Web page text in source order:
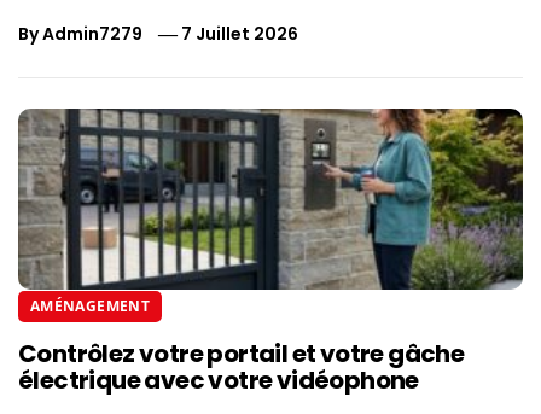
ByAdmin7279 7 Juillet 2026
AMÉNAGEMENT
Contrôlez votre portail et votre gâche
électrique avec votre vidéophone